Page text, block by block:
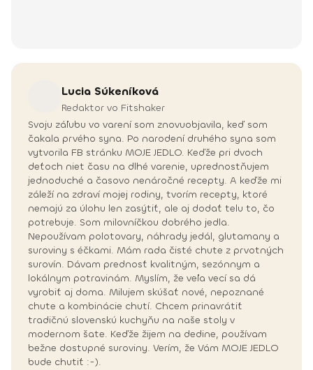
Lucia Súkeníková
Redaktor vo Fitshaker
Svoju záľubu vo varení som znovuobjavila, keď som
čakala prvého syna. Po narodení druhého syna som
vytvorila FB stránku MOJE JEDLO. Keďže pri dvoch
deťoch niet času na dlhé varenie, uprednostňujem
jednoduché a časovo nenáročné recepty. A keďže mi
záleží na zdraví mojej rodiny, tvorím recepty, ktoré
nemajú za úlohu len zasýtiť, ale aj dodať telu to, čo
potrebuje. Som milovníčkou dobrého jedla.
Nepoužívam polotovary, náhrady jedál, glutamany a
suroviny s éčkami. Mám rada čisté chute z prvotných
surovín. Dávam prednosť kvalitným, sezónnym a
lokálnym potravinám. Myslím, že veľa vecí sa dá
vyrobiť aj doma. Milujem skúšať nové, nepoznané
chute a kombinácie chutí. Chcem prinavrátiť
tradičnú slovenskú kuchyňu na naše stoly v
modernom šate. Keďže žijem na dedine, používam
bežne dostupné suroviny. Verím, že Vám MOJE JEDLO
bude chutiť :-).